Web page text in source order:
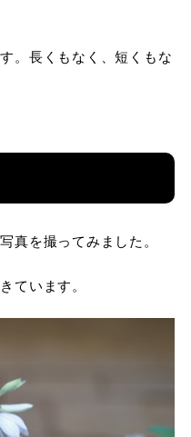
。長くもなく、短くもな
真を撮ってみました。
ています。